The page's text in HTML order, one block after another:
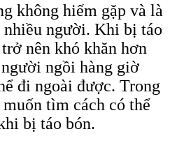
không hiếm gặp và là
nhiều người. Khi bị táo
nên khó khăn hơn
ngồi hàng giờ
đi ngoài được. Trong
tìm cách có thể
bị táo bón.